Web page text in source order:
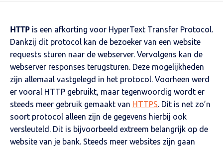
HTTP is een afkorting voor HyperText Transfer Protocol.
Dankzij dit protocol kan de bezoeker van een website
requests sturen naar de webserver. Vervolgens kan de
webserver responses terugsturen. Deze mogelijkheden
zijn allemaal vastgelegd in het protocol. Voorheen werd
er vooral HTTP gebruikt, maar tegenwoordig wordt er
steeds meer gebruik gemaakt van HTTPS. Dit is net zo’n
soort protocol alleen zijn de gegevens hierbij ook
versleuteld. Dit is bijvoorbeeld extreem belangrijk op de
website van je bank. Steeds meer websites zijn gaan